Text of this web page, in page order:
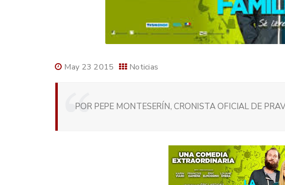
May 23 2015 Noticias
POR PEPE MONTESERÍN, CRONISTA OFICIAL DE